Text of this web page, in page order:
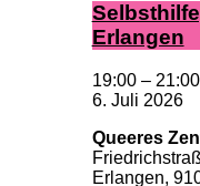
Er­lan­gen
19:00 – 21:00
6. Juli 2026
Queeres
Erlangen,